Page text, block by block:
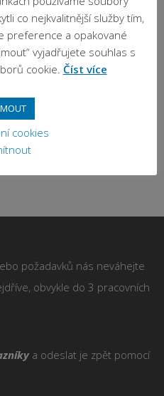
EMKOCAP-25
Kapacitní hladinoměry
požadavků nás neváhejte
obvykle do 3 pracovních
a odeslat je zpět pomocí
co nejkvalitnější služby tím,
preference a opakované
vyjadřujete souhlas s
cookie. Číst více
cookies